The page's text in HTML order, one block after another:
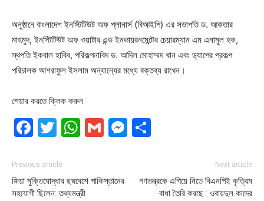
অনুষ্ঠানে বাংলাদেশ ইনস্টিটিউট অফ প্লানার্স (বিআইপি) এর সভাপতি ড. আকতার
মাহমুদ, ইনস্টিটিউট অফ ওয়াটার এন্ড ইনভায়রনমেন্টের চেয়ারম্যান এম এনামুল হক,
স্থপতি ইকবাল হাবিব, পরিকল্পনাবিদ ড. আদিল মোহাম্মদ খান এবং ড্যাপের প্রকল্প
পরিচালক আশরাফুল ইসলাম অন্যান্যের মধ্যে বক্তব্য রাখেন।
শেয়ার করতে ক্লিক করুন
Facebook
Twitter
WhatsApp
GmailMessenger
Previous article
জিয়া মুক্তিযোদ্ধার ছদ্মবেশে পাকিস্তানের
সহযোগী ছিলেন: তথ্যমন্ত্রী
Next article
গণতন্ত্রকে এগিয়ে নিতে বিএনপিই কৃত্রিম
বাধা তৈরি করছে : ওবায়দুল কাদের